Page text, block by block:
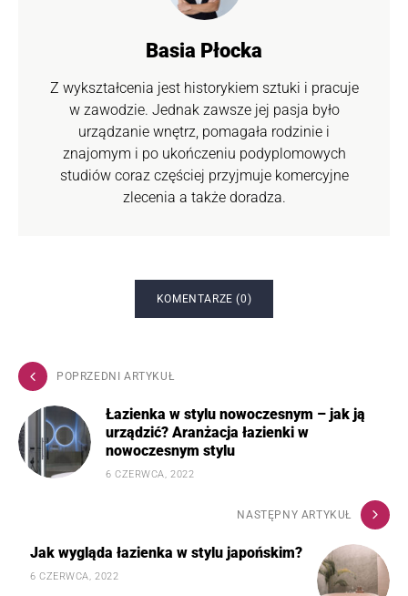
Basia Płocka
Z wykształcenia jest historykiem sztuki i pracuje
w zawodzie. Jednak zawsze jej pasja było
urządzanie wnętrz, pomagała rodzinie i
znajomym i po ukończeniu podyplomowych
studiów coraz częściej przyjmuje komercyjne
zlecenia a także doradza.
KOMENTARZE (0)
POPRZEDNI ARTYKUŁ
Łazienka w stylu nowoczesnym – jak ją
urządzić? Aranżacja łazienki w
nowoczesnym stylu
6 CZERWCA, 2022
NASTĘPNY ARTYKUŁ
Jak wygląda łazienka w stylu japońskim?
6 CZERWCA, 2022